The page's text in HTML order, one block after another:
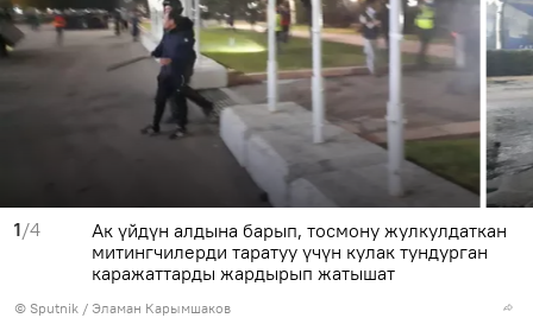
1/4
© Sputnik / Эламан Карымшаков
Ак үйдүн алдына барып, тосмону жулкулдаткан
митингчилерди таратуу үчүн кулак тундурган
каражаттарды жардырып жатышат